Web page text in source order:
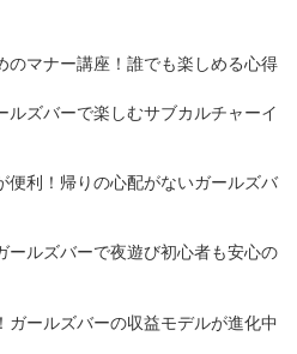
のマナー講座！誰でも楽しめる心得
ズバーで楽しむサブカルチャーイ
便利！帰りの心配がないガールズバ
ールズバーで夜遊び初心者も安心の
ガールズバーの収益モデルが進化中